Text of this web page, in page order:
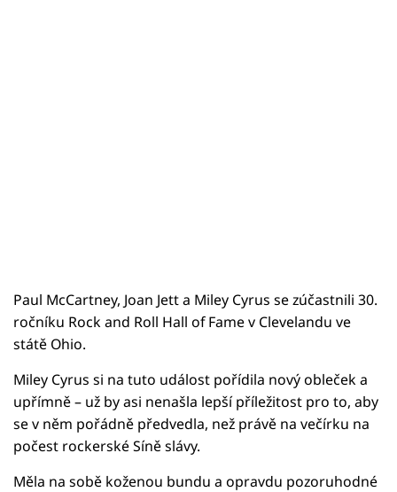
Paul McCartney, Joan Jett a Miley Cyrus se zúčastnili 30.
ročníku Rock and Roll Hall of Fame v Clevelandu ve
státě Ohio.
Miley Cyrus si na tuto událost pořídila nový obleček a
upřímně – už by asi nenašla lepší příležitost pro to, aby
se v něm pořádně předvedla, než právě na večírku na
počest rockerské Síně slávy.
Měla na sobě koženou bundu a opravdu pozoruhodné